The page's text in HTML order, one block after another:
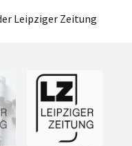
Leipziger Zeitung